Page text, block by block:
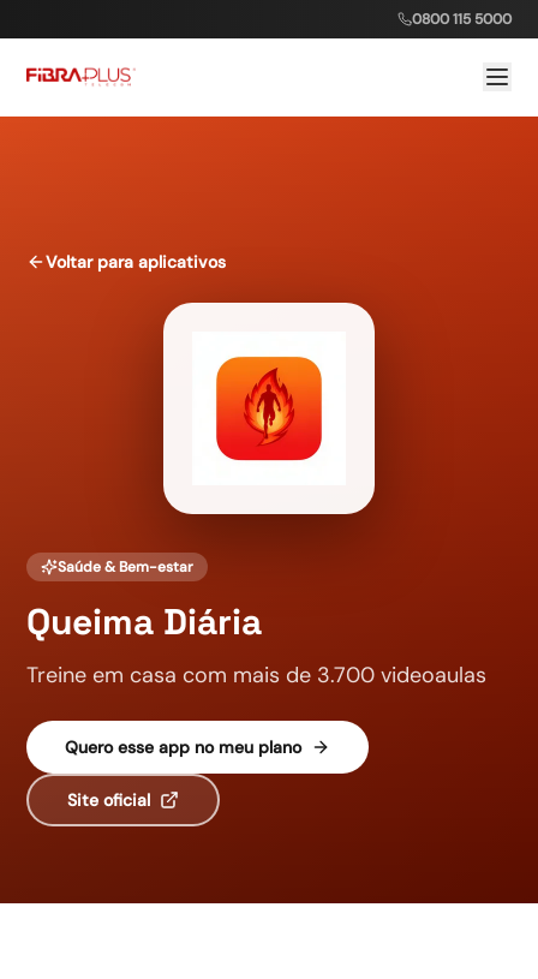
0800 115 5000
Voltar para aplicativos
Saúde & Bem-estar
Queima Diária
Treine em casa com mais de 3.700 videoaulas
Quero esse app no meu plano
Site oficial